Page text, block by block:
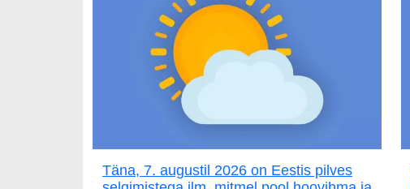
Täna, 7. augustil 2026 on Eestis pilves